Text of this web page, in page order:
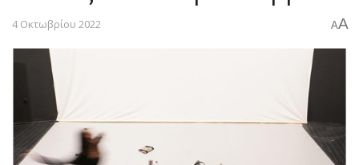
4 Οκτωβρίου 2022 AA